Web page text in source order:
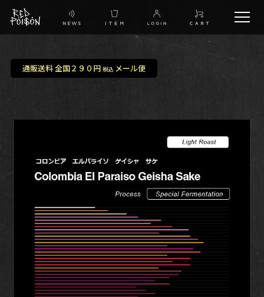
IG
通販送料 全国２９０円 税込メール便